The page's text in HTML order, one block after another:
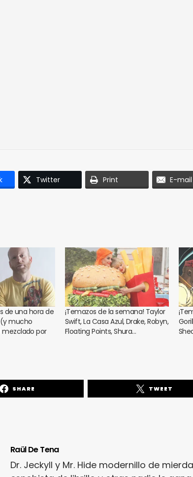
Twitter Print E-mail
de una hora de
mucho
por
¡Temazos de la semana! Taylor
Swift, La Casa Azul, Drake, Robyn,
Floating Points, Shura…
SHARE TWEET
Raül De Tena
Dr. Jeckyll y Mr. Hide modernillo de